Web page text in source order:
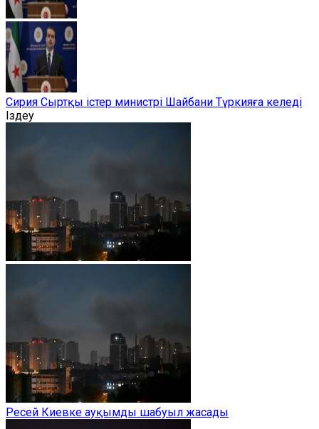
Сирия Сыртқы істер министрі Шайбани Түркияға келеді
Іздеу
Ресей Киевке ауқымды шабуыл жасады